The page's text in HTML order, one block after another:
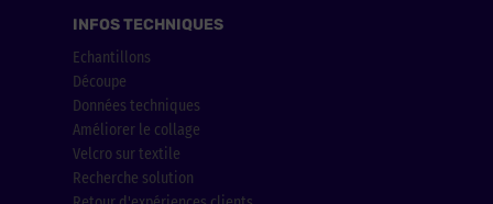
INFOS TECHNIQUES
Echantillons
Découpe
Données techniques
Améliorer le collage
Velcro sur textile
Recherche solution